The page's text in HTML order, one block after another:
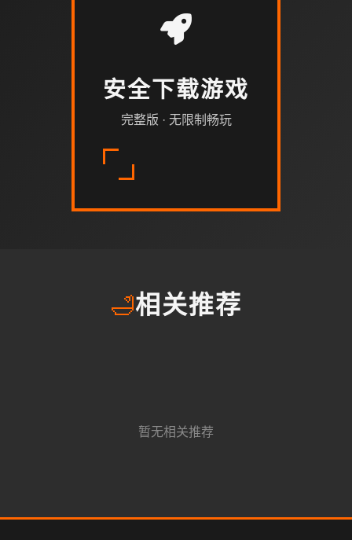
安全下载游戏
完整版 · 无限制畅玩
🛁相关推荐
暂无相关推荐